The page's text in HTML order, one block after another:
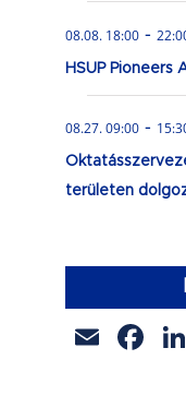
08.08. 18:00 -
HSUP Pioneers
08.27. 09:00 -
területen
Email